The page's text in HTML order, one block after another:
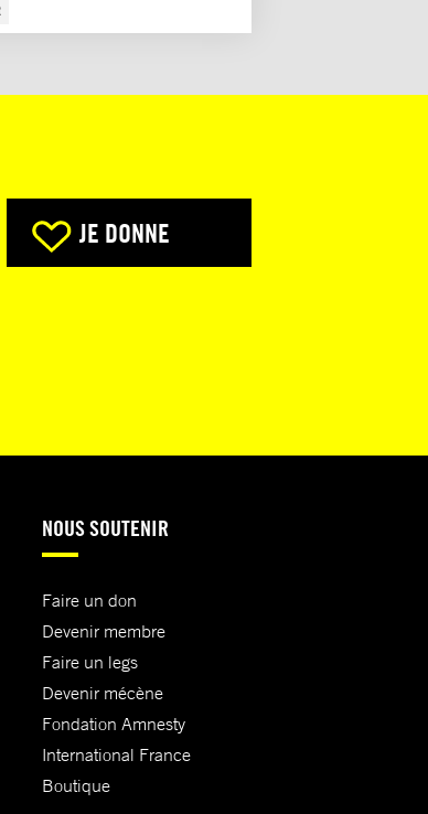
JE DONNE
NOUS SOUTENIR
Faire un don
Devenir membre
Faire un legs
Devenir mécène
Fondation Amnesty
International France
Boutique